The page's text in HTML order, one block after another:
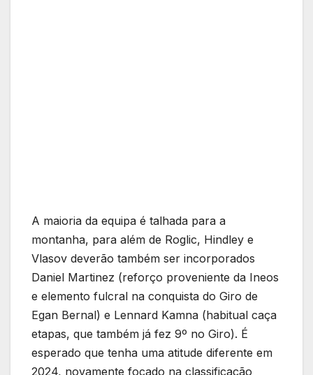
A maioria da equipa é talhada para a
montanha, para além de Roglic, Hindley e
Vlasov deverão também ser incorporados
Daniel Martinez (reforço proveniente da Ineos
e elemento fulcral na conquista do Giro de
Egan Bernal) e Lennard Kamna (habitual caça
etapas, que também já fez 9º no Giro). É
esperado que tenha uma atitude diferente em
2024, novamente focado na classificação